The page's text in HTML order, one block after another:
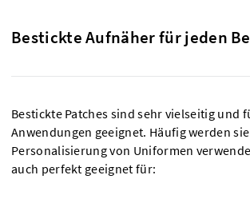
Bestickte Aufnäher für jeden
Bestickte Patches sind sehr vielseitig und
Anwendungen geeignet. Häufig werden
Personalisierung von Uniformen
auch perfekt geeignet für: